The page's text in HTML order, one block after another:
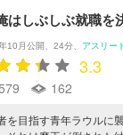
はしぶしぶ就職を
10月公開 24分 アスリー
3.3
162
を目指す青年ラウルに